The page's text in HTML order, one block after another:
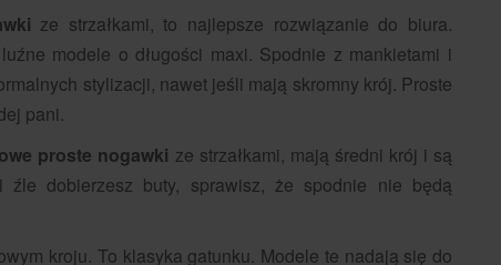
ze strzałkami, to najlepsze rozwiązanie do biura.
modele o długości maxi. Spodnie z mankietami i
stylizacji, nawet jeśli mają skromny krój. Proste
pani.
proste nogawki ze strzałkami, mają średni krój i są
źle dobierzesz buty, sprawisz, że spodnie nie będą
kroju. To klasyka gatunku. Modele te nadają się do